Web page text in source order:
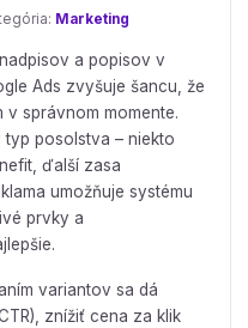
Marketing
a popisov v
Ads zvyšuje šancu, že
v správnom momente.
posolstva – niekto
ďalší zasa
umožňuje systému
prvky a
variantov sa dá
znížiť cena za klik